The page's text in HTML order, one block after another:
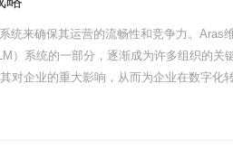
统来确保其运营的流畅性和竞争力。Aras
）系统的一部分，逐渐成为许多组织的关
对企业的重大影响，从而为企业在数字化